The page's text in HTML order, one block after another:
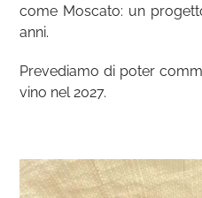
come Moscato: un
anni.
Prevediamo di poter
vino nel 2027.